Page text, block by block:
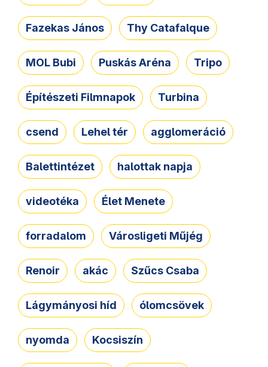
Fazekas János Thy Catafalque
MOL Bubi Puskás Aréna Tripo
Építészeti Filmnapok Turbina
csend Lehel tér agglomeráció
Balettintézet halottak napja
videotéka Élet Menete
forradalom Városligeti Műjég
Renoir akác Szűcs Csaba
Lágymányosi híd ólomcsövek
nyomda Kocsiszín